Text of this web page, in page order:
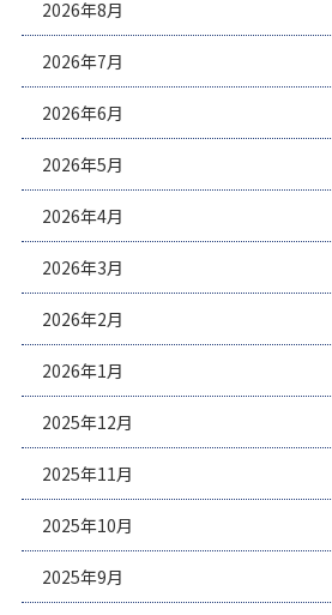
2026年8月
2026年7月
2026年6月
2026年5月
2026年4月
2026年3月
2026年2月
2026年1月
2025年12月
2025年11月
2025年10月
2025年9月